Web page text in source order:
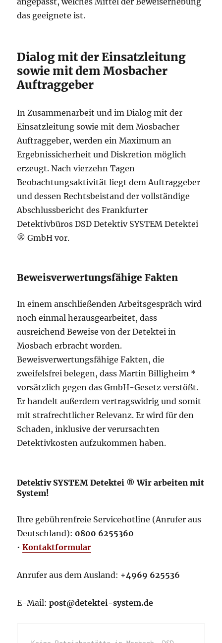
das geeignete ist.
Dialog mit der Einsatzleitung
sowie mit dem Mosbacher
Auftraggeber
In Zusammenarbeit und im Dialog mit der
Einsatzleitung sowie mit dem Mosbacher
Auftraggeber, werden ein Maximum an
Ergebnissicherheit und Diskretion möglich
erzeugt. Nach vierzehn Tagen
Beobachtungsaktivität liegt dem Auftraggeber
und dessen Rechtsbeistand der vollständige
Abschlussbericht des Frankfurter
Detektivbüros DSD Detektiv SYSTEM Detektei
® GmbH vor.
Beweisverwertungsfähige Fakten
In einem anschließenden Arbeitsgespräch wird
noch einmal herausgearbeitet, dass
ausreichend Beweise von der Detektei in
Mosbach erbracht worden.
Beweisverwertungsfähige Fakten, die
zweifelsfrei belegen, dass Martin Billigheim *
vorsätzlich gegen das GmbH-Gesetz verstößt.
Er handelt außerdem vertragswidrig und somit
mit strafrechtlicher Relevanz. Er wird für den
Schaden, inklusive der verursachten
Detektivkosten aufzukommen haben.
Detektiv SYSTEM Detektei ® Wir arbeiten mit
System!
Ihre gebührenfreie Servicehotline (Anrufer aus
Deutschland): 0800 6255360
•Kontaktformular
Anrufer aus dem Ausland: +4969 625536
E-Mail:post@detektei-system.de